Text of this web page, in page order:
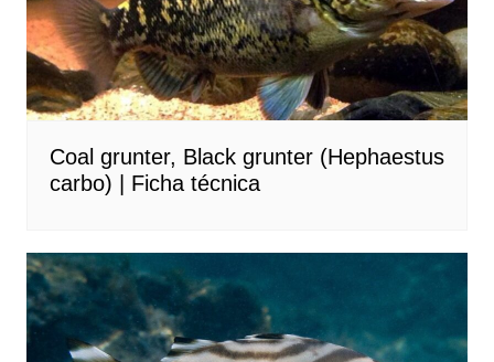
Coal grunter, Black grunter (Hephaestus
carbo) | Ficha técnica